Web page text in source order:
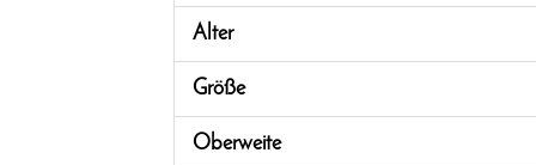
Alter
Größe
Oberweite